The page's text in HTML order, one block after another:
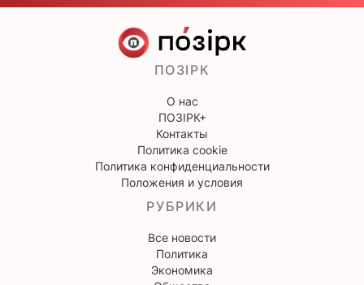
ПОЗІРК
О нас
ПОЗІРК+
Контакты
Политика cookie
Политика конфиденциальности
Положения и условия
РУБРИКИ
Все новости
Политика
Экономика